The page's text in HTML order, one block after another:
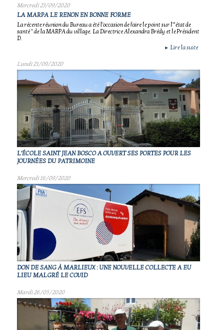
Mercredi 23/09/2020
LA MARPA LE RENON EN BONNE FORME
La récente réunion du Bureau a été l'occasion de faire le point sur l'"état de
santé " de la MARPA du village. La Directrice Alexandra Brédy et le Président
D.
► Lire la suite
Lundi 21/09/2020
L'ÉCOLE SAINT JEAN BOSCO A OUVERT SES PORTES POUR LES
JOURNÉES DU PATRIMOINE
Mercredi 16/09/2020
DON DE SANG À MARLIEUX : UNE NOUVELLE COLLECTE A EU
LIEU MALGRÉ LE COVID
Mardi 26/05/2020